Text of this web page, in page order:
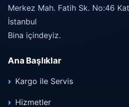
Merkez Mah. Fatih Sk. No:46
İstanbul
Bina içindeyiz.
Ana Başlıklar
Kargo ile Servis
Hizmetler